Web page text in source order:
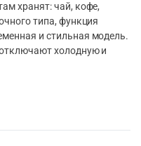
хранят: чай, кофе,
типа, функция
и стильная модель.
холодную и